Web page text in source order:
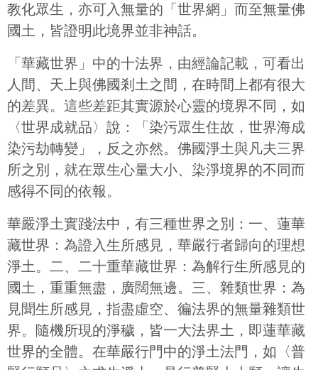
教化眾生，亦可入無量的「世界網」而至無量佛
國土，皆證明此境界並非神話。
「華藏世界」中的十法界，由經論記載，可看出
人間、天上與佛國剎土之間，在時間上都有很大
的差異。這些差距其實源於心靈的境界不同，如
〈世界成就品〉說：「染污眾生住故，世界海成
染污劫轉變」，反之亦然。佛國淨土與凡夫三界
所之別，就在眾生心量大小、染淨境界的不同而
感得不同的依報。
華嚴淨土實踐法中，有三種世界之別：一、蓮華
藏世界：為證入生所感見，華嚴行者歸向的理想
淨土。二、二十重華藏世界：為解行生所感見的
國土，重重無盡，廣闊無邊。三、雜類世界：為
見聞生所感見，指盡虛空、徧法界的無量雜類世
界。隨機所現的淨穢，皆一大法界土，即蓮華藏
世界的全體。在華嚴行門中的淨土法門，如〈普